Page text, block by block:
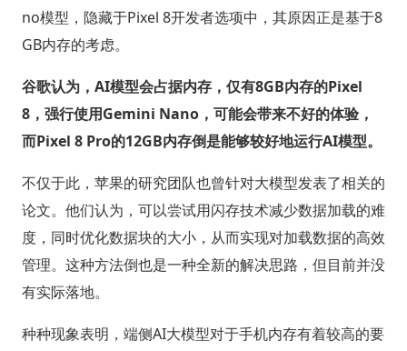
no模型，隐藏于Pixel 8开发者选项中，其原因正是基于8
GB内存的考虑。
谷歌认为，AI模型会占据内存，仅有8GB内存的Pixel
8，强行使用Gemini Nano，可能会带来不好的体验，
而Pixel 8 Pro的12GB内存倒是能够较好地运行AI模型。
不仅于此，苹果的研究团队也曾针对大模型发表了相关的
论文。他们认为，可以尝试用闪存技术减少数据加载的难
度，同时优化数据块的大小，从而实现对加载数据的高效
管理。这种方法倒也是一种全新的解决思路，但目前并没
有实际落地。
种种现象表明，端侧AI大模型对于手机内存有着较高的要